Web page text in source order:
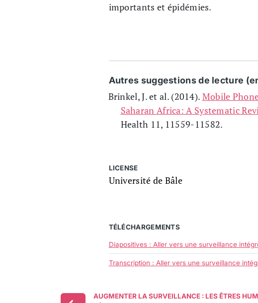
importants et épidémies.
Autres suggestions de lecture
Brinkel, J. et al. (2014). Mobile
Saharan Africa: A Systematic
Health 11, 11559-11582.
LICENSE
Université de Bâle
TÉLÉCHARGEMENTS
Diapositives : Aller vers une surveillance
Transcription : Aller vers une surveillance
AUGMENTER LA SURVEILLANCE : LES ÊTRES